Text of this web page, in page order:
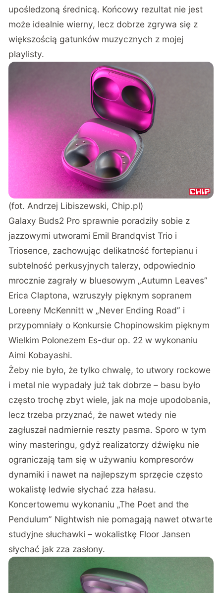
upośledzoną średnicą. Końcowy rezultat nie jest
może idealnie wierny, lecz dobrze zgrywa się z
większością gatunków muzycznych z mojej
playlisty.
(fot. Andrzej Libiszewski, Chip.pl)
Galaxy Buds2 Pro sprawnie poradziły sobie z
jazzowymi utworami Emil Brandqvist Trio i
Triosence, zachowując delikatność fortepianu i
subtelność perkusyjnych talerzy, odpowiednio
mrocznie zagrały w bluesowym „Autumn Leaves”
Erica Claptona, wzruszyły pięknym sopranem
Loreeny McKennitt w „Never Ending Road” i
przypomniały o Konkursie Chopinowskim pięknym
Wielkim Polonezem Es-dur op. 22 w wykonaniu
Aimi Kobayashi.
Żeby nie było, że tylko chwalę, to utwory rockowe
i metal nie wypadały już tak dobrze – basu było
często trochę zbyt wiele, jak na moje upodobania,
lecz trzeba przyznać, że nawet wtedy nie
zagłuszał nadmiernie reszty pasma. Sporo w tym
winy masteringu, gdyż realizatorzy dźwięku nie
ograniczają tam się w używaniu kompresorów
dynamiki i nawet na najlepszym sprzęcie często
wokalistę ledwie słychać zza hałasu.
Koncertowemu wykonaniu „The Poet and the
Pendulum” Nightwish nie pomagają nawet otwarte
studyjne słuchawki – wokalistkę Floor Jansen
słychać jak zza zasłony.